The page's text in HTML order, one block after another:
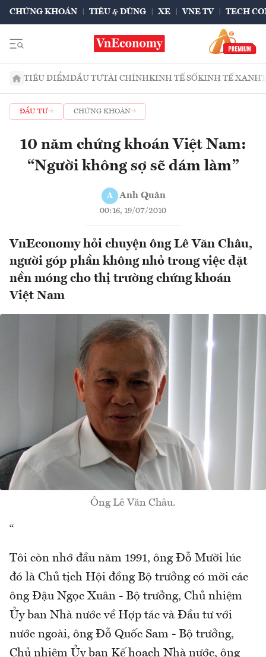
CHỨNG KHOÁN TIÊU & DÙNG XE VNE TV TECH
TIÊU ĐIỂMĐẦU TƯTÀI CHÍNHKINH TẾ SỐKINH TẾ XANH
ĐẦU TƯ CHỨNG KHOÁN
10 năm chứng khoán Việt Nam:
“Người không sợ sẽ dám làm”
A Anh Quân
00:16, 19/07/2010
VnEconomy hỏi chuyện ông Lê Văn Châu,
người góp phần không nhỏ trong việc đặt
nền móng cho thị trường chứng khoán
Việt Nam
Ông Lê Văn Châu.
“
Tôi còn nhớ đầu năm 1991, ông Đỗ Mười lúc
đó là Chủ tịch Hội đồng Bộ trưởng có mời các
ông Đậu Ngọc Xuân - Bộ trưởng, Chủ nhiệm
Ủy ban Nhà nước về Hợp tác và Đầu tư với
nước ngoài, ông Đỗ Quốc Sam - Bộ trưởng,
Chủ nhiệm Ủy ban Kế hoạch Nhà nước, ông